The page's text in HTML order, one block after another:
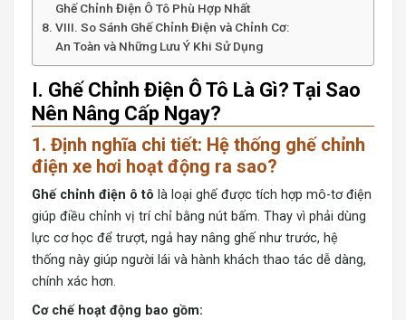
Ghế Chỉnh Điện Ô Tô Phù Hợp Nhất
VIII. So Sánh Ghế Chỉnh Điện và Chỉnh Cơ:
An Toàn và Những Lưu Ý Khi Sử Dụng
I. Ghế Chỉnh Điện Ô Tô Là Gì? Tại Sao
Nên Nâng Cấp Ngay?
1. Định nghĩa chi tiết: Hệ thống ghế chỉnh
điện xe hơi hoạt động ra sao?
Ghế chỉnh điện ô tô là loại ghế được tích hợp mô-tơ điện
giúp điều chỉnh vị trí chỉ bằng nút bấm. Thay vì phải dùng
lực cơ học để trượt, ngả hay nâng ghế như trước, hệ
thống này giúp người lái và hành khách thao tác dễ dàng,
chính xác hơn.
Cơ chế hoạt động bao gồm: